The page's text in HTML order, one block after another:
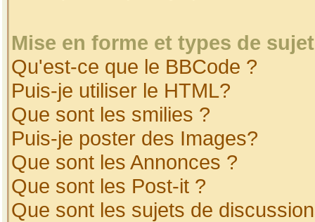
Mise en forme et types de
Qu'est-ce que le BBCode ?
Puis-je utiliser le HTML?
Que sont les smilies ?
Puis-je poster des Images?
Que sont les Annonces ?
Que sont les Post-it ?
Que sont les sujets de